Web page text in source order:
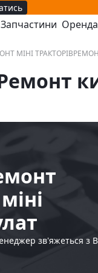
Запчастини Оренда
МІНІ ТРАКТОРІВ
зв'яжеться з